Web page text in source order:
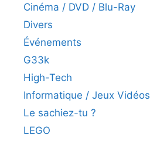
Cinéma / DVD / Blu-Ray
Divers
Événements
G33k
High-Tech
Informatique / Jeux Vidéos
Le sachiez-tu ?
LEGO